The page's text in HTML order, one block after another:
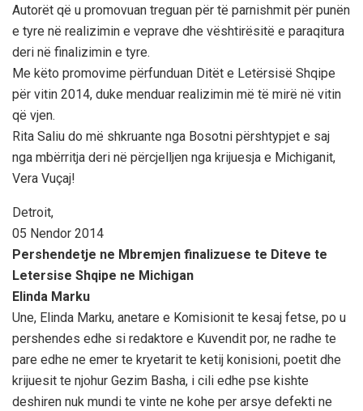
Autorët që u promovuan treguan për të parnishmit për punën
e tyre në realizimin e veprave dhe vështirësitë e paraqitura
deri në finalizimin e tyre.
Me këto promovime përfunduan Ditët e Letërsisë Shqipe
për vitin 2014, duke menduar realizimin më të mirë në vitin
që vjen.
Rita Saliu do më shkruante nga Bosotni përshtypjet e saj
nga mbërritja deri në përcjelljen nga krijuesja e Michiganit,
Vera Vuçaj!
Detroit,
05 Nendor 2014
Pershendetje ne Mbremjen finalizuese te Diteve te
Letersise Shqipe ne Michigan
Elinda Marku
Une, Elinda Marku, anetare e Komisionit te kesaj fetse, po u
pershendes edhe si redaktore e Kuvendit por, ne radhe te
pare edhe ne emer te kryetarit te ketij konisioni, poetit dhe
krijuesit te njohur Gezim Basha, i cili edhe pse kishte
deshiren nuk mundi te vinte ne kohe per arsye defekti ne